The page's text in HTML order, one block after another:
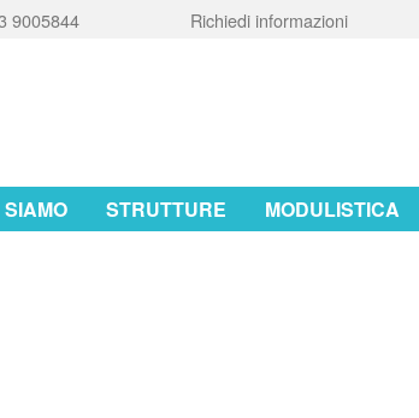
9005844 Richiedi informazioni
SIAMO STRUTTURE MODULISTICA